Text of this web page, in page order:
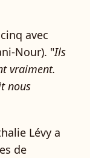
avec
Nour). "Ils
vraiment.
nous
Lévy a
de